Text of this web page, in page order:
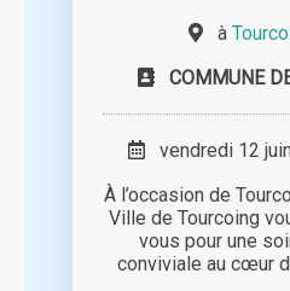
à
COMMUNE
vendredi 12
À l’occasion de
Ville de Tourcoing
vous pour une
conviviale au cœur